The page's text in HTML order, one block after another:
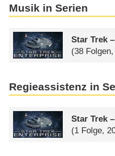
Musik in Serien
Star Trek
(38
Regieassistenz in
Star Trek
(1 Folge,